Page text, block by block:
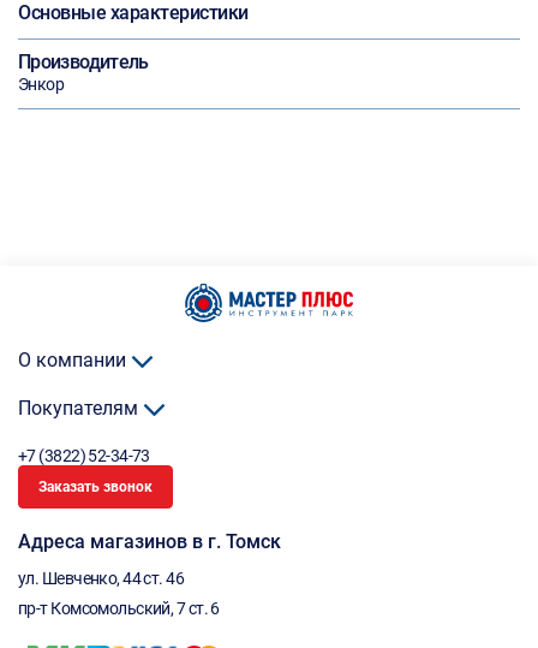
Основные характеристики
Производитель
Энкор
О компании
Покупателям
+7 (3822) 52-34-73
Заказать звонок
Адреса магазинов в г. Томск
ул. Шевченко, 44 ст. 46
пр-т Комсомольский, 7 ст. 6